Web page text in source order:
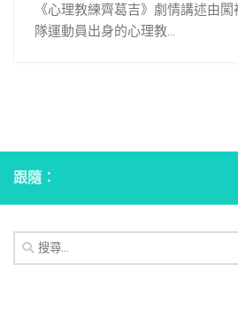
《心理教練齊葛吉》劇情講述由
隊運動員出身的心理教...
跟隨：
搜
尋